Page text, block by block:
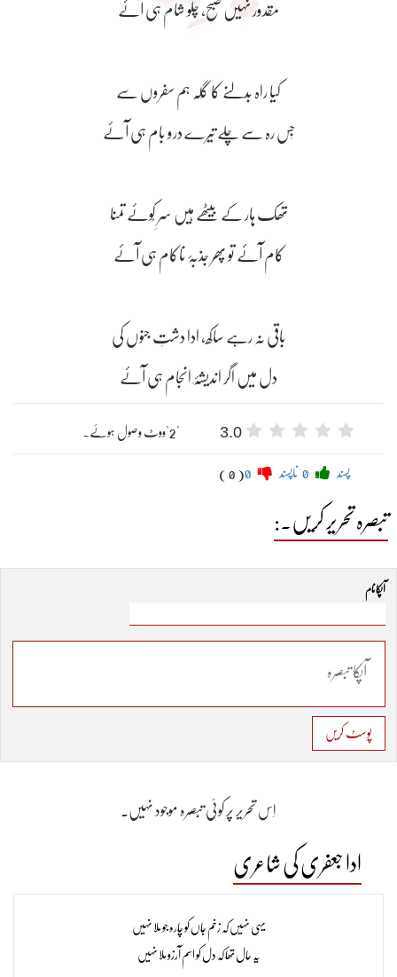
مقدور نہیں صبح، چلو شام ہی آئے
کیا راہ بدلنے کا گِلہ ہم سفروں سے
جِس رہ سے چلے تیرے درو بام ہی آئے
تھک ہار کے بیٹھے ہیں سرِ کُوئے تمنا
کام آئے تو پھر جذبۂ ناکام ہی آئے
باقی نہ رہے ساکھ، ادا دشتِ جنوں کی
دل میں اگر اندیشۂِ انجام ہی آئے
3.0 "2"ووٹ وصول ہوئے۔
پسند ناپسند ( 0 )
تبصرہ تحریر کریں۔:
آپکا نام
پوسٹ کریں
اِس تحریر پر کوئی تبصرہ موجود نہیں۔
ادا جعفری کی شاعری
یہی نہیں کہ زخم جاں کو چارہ جو ملا نہیں
یہ حال تھا کہ دل کو اسم آرزو ملا نہیں